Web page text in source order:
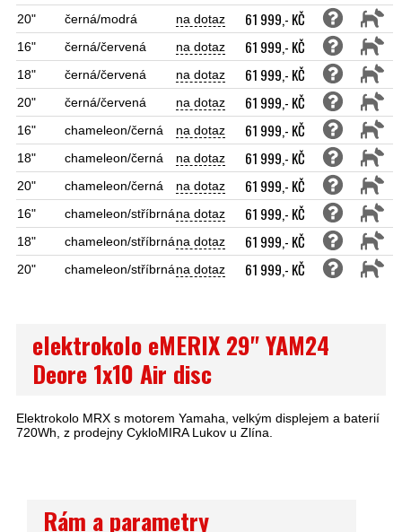
20" černá/modrá na dotaz 61 999,- KČ
16" černá/červená na dotaz 61 999,- KČ
18" černá/červená na dotaz 61 999,- KČ
20" černá/červená na dotaz 61 999,- KČ
16" chameleon/černá na dotaz 61 999,- KČ
18" chameleon/černá na dotaz 61 999,- KČ
20" chameleon/černá na dotaz 61 999,- KČ
16" chameleon/stříbrnána dotaz 61 999,- KČ
18" chameleon/stříbrnána dotaz 61 999,- KČ
20" chameleon/stříbrnána dotaz 61 999,- KČ
elektrokolo eMERIX 29" YAM24
Deore 1x10 Air disc
Elektrokolo MRX s motorem Yamaha, velkým displejem a baterií
720Wh, z prodejny CykloMIRA Lukov u Zlína.
Rám a parametry